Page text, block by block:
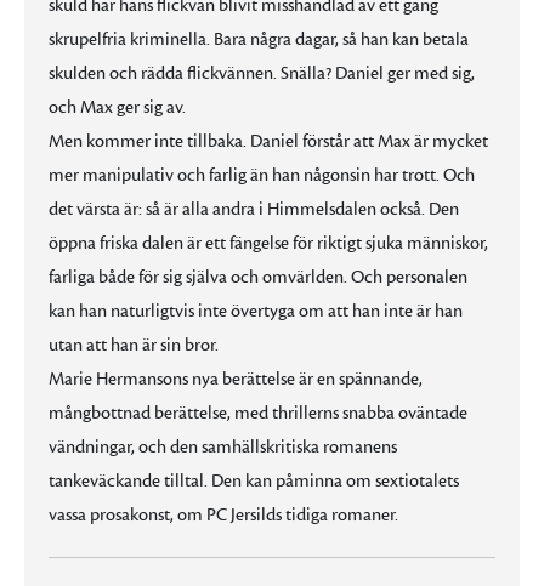
skuld har hans flickvän blivit misshandlad av ett gäng
skrupelfria kriminella. Bara några dagar, så han kan betala
skulden och rädda flickvännen. Snälla? Daniel ger med sig,
och Max ger sig av.
Men kommer inte tillbaka. Daniel förstår att Max är mycket
mer manipulativ och farlig än han någonsin har trott. Och
det värsta är: så är alla andra i Himmelsdalen också. Den
öppna friska dalen är ett fängelse för riktigt sjuka människor,
farliga både för sig själva och omvärlden. Och personalen
kan han naturligtvis inte övertyga om att han inte är han
utan att han är sin bror.
Marie Hermansons nya berättelse är en spännande,
mångbottnad berättelse, med thrillerns snabba oväntade
vändningar, och den samhällskritiska romanens
tankeväckande tilltal. Den kan påminna om sextiotalets
vassa prosakonst, om PC Jersilds tidiga romaner.